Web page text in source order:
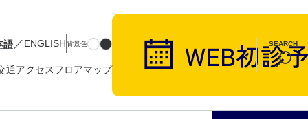
語／ENGLISH背景色
通アクセスフロアマップ
SEARCH